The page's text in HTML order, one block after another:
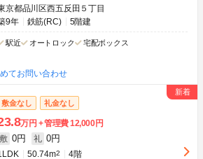
京都品川区西五反田５丁目
9年
鉄筋(RC) 5階建
駅近 オートロック 宅配ボックス
てお問い合わせ
敷金なし 礼金なし
万円 管理費12,000円
敷 0円 礼 0円
50.74m2 4階